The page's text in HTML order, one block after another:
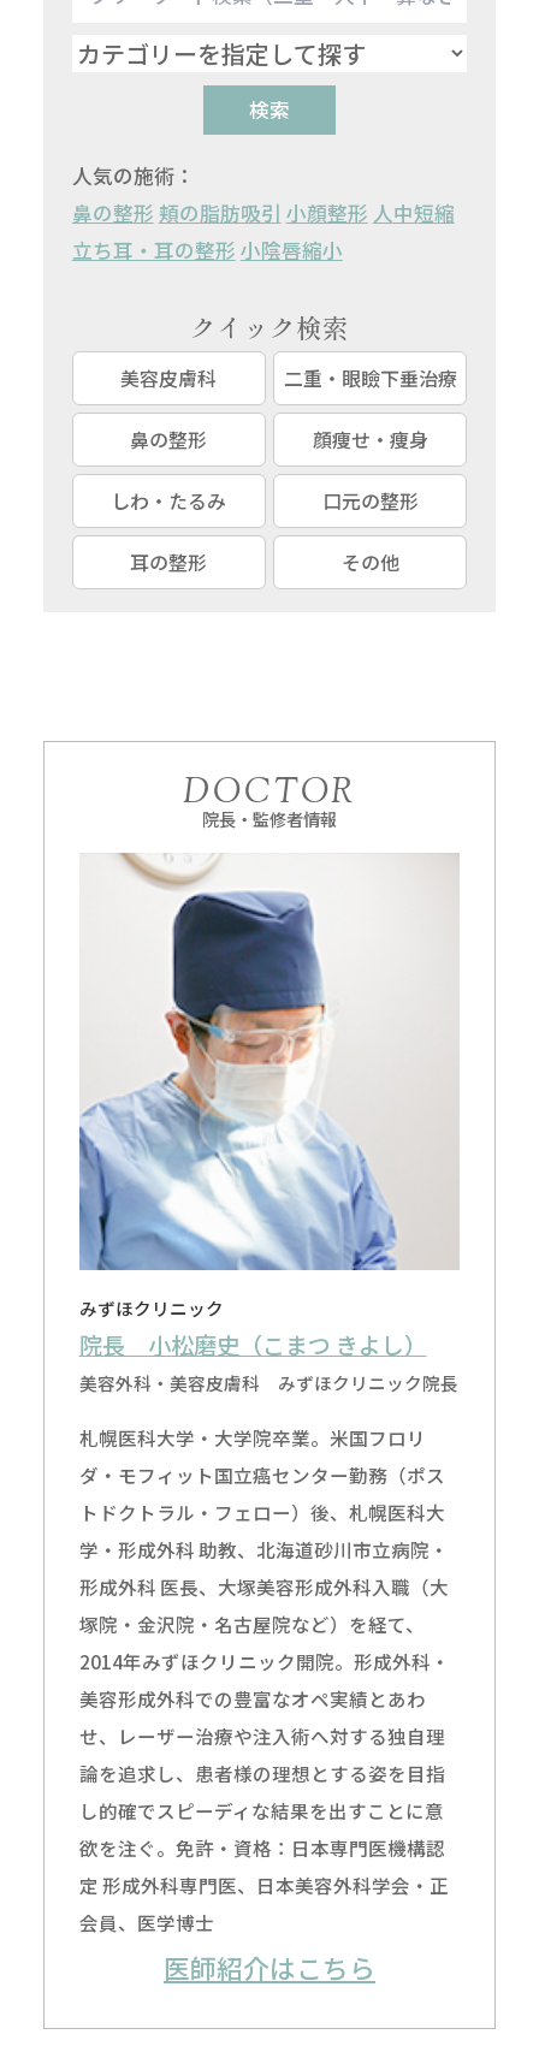
検索
人気の施術：
鼻の整形 頬の脂肪吸引 小顔整形 人中短縮
立ち耳・耳の整形 小陰唇縮小
クイック検索
美容皮膚科 二重・眼瞼下垂治療
鼻の整形 顔痩せ・痩身
しわ・たるみ 口元の整形
耳の整形 その他
DOCTOR
院長・監修者情報
みずほクリニック
院長 小松磨史（こまつ きよし）
美容外科・美容皮膚科 みずほクリニック院長
札幌医科大学・大学院卒業。米国フロリ
ダ・モフィット国立癌センター勤務（ポス
トドクトラル・フェロー）後、札幌医科大
学・形成外科 助教、北海道砂川市立病院・
形成外科 医長、大塚美容形成外科入職（大
塚院・金沢院・名古屋院など）を経て、
2014年みずほクリニック開院。形成外科・
美容形成外科での豊富なオペ実績とあわ
せ、レーザー治療や注入術へ対する独自理
論を追求し、患者様の理想とする姿を目指
し的確でスピーディな結果を出すことに意
欲を注ぐ。免許・資格：日本専門医機構認
定 形成外科専門医、日本美容外科学会・正
会員、医学博士
医師紹介はこちら